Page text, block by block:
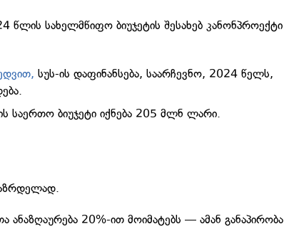
წლის სახელმწიფო ბიუჯეტის შესახებ კანონპროექტი
სუს-ის დაფინანსება, საარჩევნო, 2024 წელს,
საერთო ბიუჯეტი იქნება 205 მლნ ლარი.
ანაზღაურება 20%-ით მოიმატებს — ამან განაპირობა